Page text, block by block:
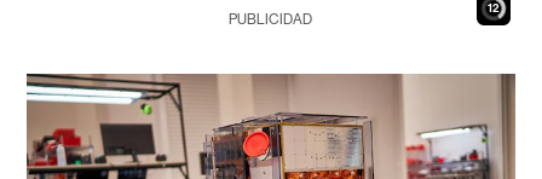
10
PUBLICIDAD